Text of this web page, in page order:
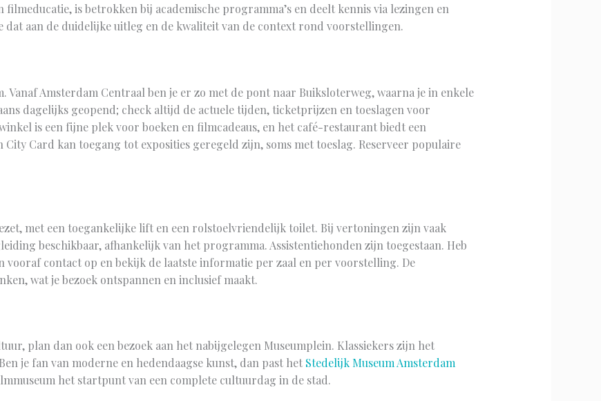
filmeducatie, is betrokken bij academische programma’s en deelt kennis via lezingen en
dat aan de duidelijke uitleg en de kwaliteit van de context rond voorstellingen.
Vanaf Amsterdam Centraal ben je er zo met de pont naar Buiksloterweg, waarna je in enkele
dagelijks geopend; check altijd de actuele tijden, ticketprijzen en toeslagen voor
is een fijne plek voor boeken en filmcadeaus, en het café-restaurant biedt een
Card kan toegang tot exposities geregeld zijn, soms met toeslag. Reserveer populaire
met een toegankelijke lift en een rolstoelvriendelijk toilet. Bij vertoningen zijn vaak
beschikbaar, afhankelijk van het programma. Assistentiehonden zijn toegestaan. Heb
vooraf contact op en bekijk de laatste informatie per zaal en per voorstelling. De
wat je bezoek ontspannen en inclusief maakt.
plan dan ook een bezoek aan het nabijgelegen Museumplein. Klassiekers zijn het
je fan van moderne en hedendaagse kunst, dan past het Stedelijk Museum Amsterdam
het startpunt van een complete cultuurdag in de stad.